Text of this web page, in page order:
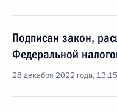
Подписан закон,
Федеральной
28 декабря 2022 года, 13:15